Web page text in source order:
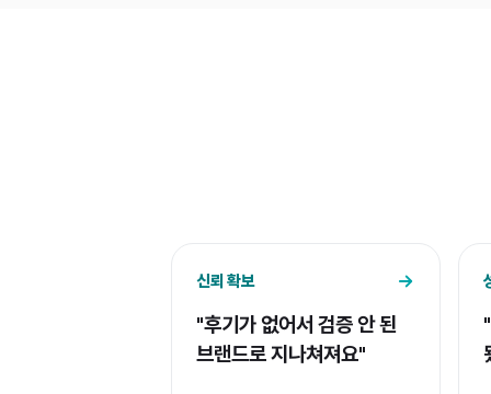
신뢰 확보
"후기가 없어서 검증 안 된
브랜드로 지나쳐져요"